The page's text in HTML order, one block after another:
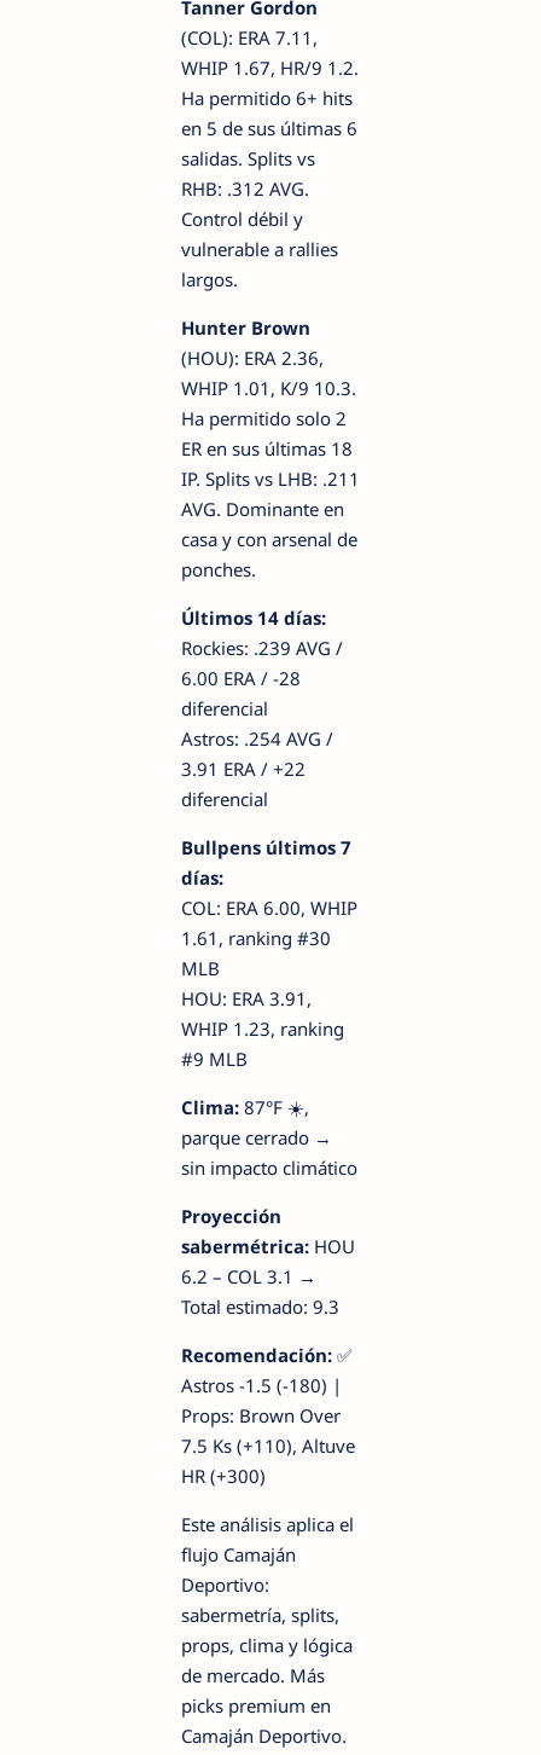
Tanner Gordon
(COL): ERA 7.11,
WHIP 1.67, HR/9 1.2.
Ha permitido 6+ hits
en 5 de sus últimas 6
salidas. Splits vs
RHB: .312 AVG.
Control débil y
vulnerable a rallies
largos.
Hunter Brown
(HOU): ERA 2.36,
WHIP 1.01, K/9 10.3.
Ha permitido solo 2
ER en sus últimas 18
IP. Splits vs LHB: .211
AVG. Dominante en
casa y con arsenal de
ponches.
Últimos 14 días:
Rockies: .239 AVG /
6.00 ERA / -28
diferencial
Astros: .254 AVG /
3.91 ERA / +22
diferencial
Bullpens últimos 7
días:
COL: ERA 6.00, WHIP
1.61, ranking #30
MLB
HOU: ERA 3.91,
WHIP 1.23, ranking
#9 MLB
Clima: 87°F ☀️,
parque cerrado →
sin impacto climático
Proyección
sabermétrica: HOU
6.2 – COL 3.1 →
Total estimado: 9.3
Recomendación: ✅
Astros -1.5 (-180) |
Props: Brown Over
7.5 Ks (+110), Altuve
HR (+300)
Este análisis aplica el
flujo Camaján
Deportivo:
sabermetría, splits,
props, clima y lógica
de mercado. Más
picks premium en
Camaján Deportivo.